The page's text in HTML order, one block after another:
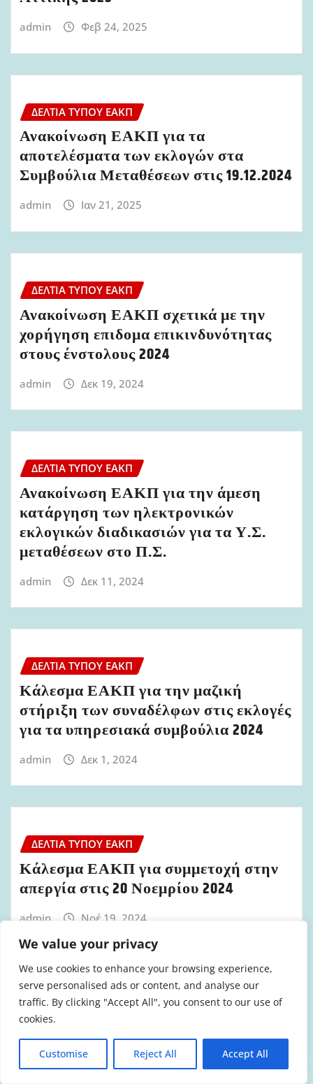
We value your privacy
We use cookies to enhance your browsing experience,
serve personalised ads or content, and analyse our
traffic. By clicking "Accept All", you consent to our use of
cookies.
Customise Reject All Accept All
admin Φεβ 24, 2025
ΔΕΛΤΊΑ ΤΎΠΟΥ ΕΑΚΠ
Ανακοίνωση ΕΑΚΠ για τα
αποτελέσματα των εκλογών στα
Συμβούλια Μεταθέσεων στις 19.12.2024
admin Ιαν 21, 2025
ΔΕΛΤΊΑ ΤΎΠΟΥ ΕΑΚΠ
Ανακοίνωση ΕΑΚΠ σχετικά με την
χορήγηση επιδομα επικινδυνότητας
στους ένστολους 2024
admin Δεκ 19, 2024
ΔΕΛΤΊΑ ΤΎΠΟΥ ΕΑΚΠ
Ανακοίνωση ΕΑΚΠ για την άμεση
κατάργηση των ηλεκτρονικών
εκλογικών διαδικασιών για τα Υ.Σ.
μεταθέσεων στο Π.Σ.
admin Δεκ 11, 2024
ΔΕΛΤΊΑ ΤΎΠΟΥ ΕΑΚΠ
Κάλεσμα ΕΑΚΠ για την μαζική
στήριξη των συναδέλφων στις εκλογές
για τα υπηρεσιακά συμβούλια 2024
admin Δεκ 1, 2024
ΔΕΛΤΊΑ ΤΎΠΟΥ ΕΑΚΠ
Κάλεσμα ΕΑΚΠ για συμμετοχή στην
απεργία στις 20 Νοεμρίου 2024
admin Νοέ 19, 2024
ΔΕΛΤΊΑ ΤΎΠΟΥ ΕΑΚΠ
Ανακοίνωση Δελτίο Τύπου για τον
θάνατο συναδέλφου και τους
τραυματισμούς άλλων πυροσβεστών